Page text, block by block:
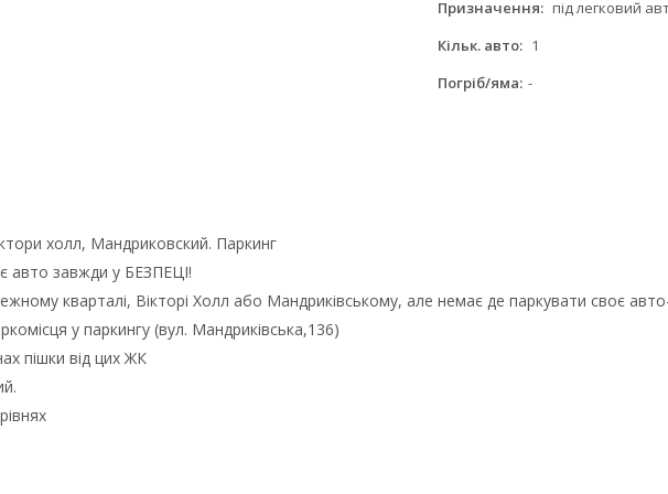
Призначення: під легковий
Кільк. авто: 1
Погріб/яма: -
холл, Мандриковский. Паркинг
авто завжди у БЕЗПЕЦІ!
кварталі, Вікторі Холл або Мандриківському, але немає де паркувати своє
у паркингу (вул. Мандриківська,136)
пішки від цих ЖК